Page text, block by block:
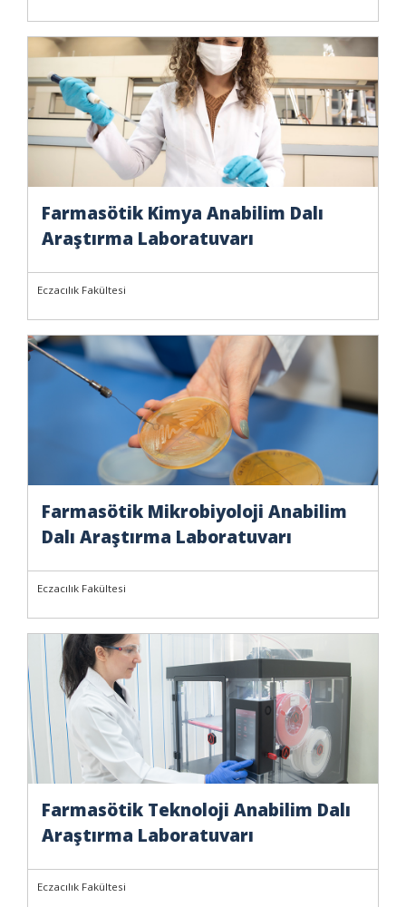
Farmasötik Kimya Anabilim Dalı
Araştırma Laboratuvarı
Eczacılık Fakültesi
Farmasötik Mikrobiyoloji Anabilim
Dalı Araştırma Laboratuvarı
Eczacılık Fakültesi
Farmasötik Teknoloji Anabilim Dalı
Araştırma Laboratuvarı
Eczacılık Fakültesi